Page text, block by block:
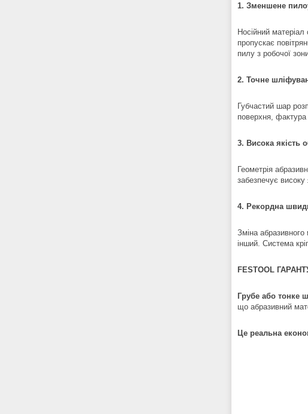
1. Зменшене
Носійний
пропускає
пилу з робочої
2. Точне
Губчастий шар
поверхня, фактура
3. Висока якість
Геометрія
забезпечує високу
4. Рекордна
Зміна
інший. Система
FESTOOL
Грубе або тонке
що абразивний
Це реальна